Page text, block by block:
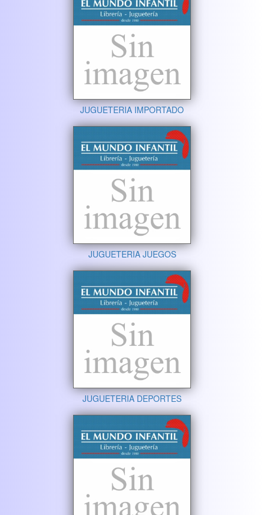
JUGUETERIA IMPORTADO
JUGUETERIA JUEGOS
JUGUETERIA DEPORTES